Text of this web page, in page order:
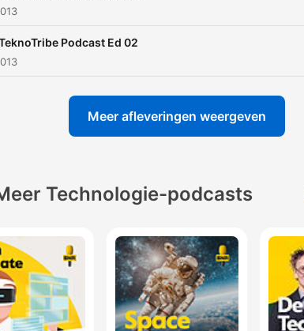
Podcast Ed 02
Meer afleveringen weergeven
Technologie-podcasts